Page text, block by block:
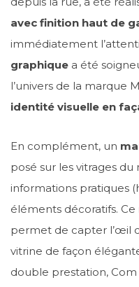
avec finition haut de
immédiatement
graphique a été
l’univers de la marque
identité visuelle en
En complément, un
posé sur les vitrages
informations pratiques
éléments décoratifs. Ce
permet de capter l’œil
vitrine de façon
double prestation,